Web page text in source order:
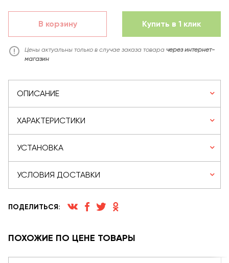
В корзину Купить в 1 клик
Цены актуальны только в случае заказа товара через интернет-
магазин
ОПИСАНИЕ
ХАРАКТЕРИСТИКИ
УСТАНОВКА
УСЛОВИЯ ДОСТАВКИ
ПОДЕЛИТЬСЯ:
ПОХОЖИЕ ПО ЦЕНЕ ТОВАРЫ